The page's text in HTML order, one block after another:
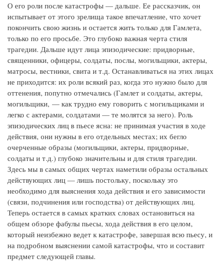
О его роли после катастрофы — дальше. Ее рассказчик, он
испытывает от этого зрелища такое впечатление, что хочет
покончить свою жизнь и остается жить только для Гамлета,
только по его просьбе. Это глубоко важная черта стиля
трагедии. Дальше идут лица эпизодические: придворные,
священники, офицеры, солдаты, послы, могильщики, актеры,
матросы, вестники, свита и т.д. Останавливаться на этих лицах
не приходится: их роли всякий раз, когда это нужно было для
оттенения, попутно отмечались (Гамлет и солдаты, актеры,
могильщики, — как трудно ему говорить с могильщиками и
легко с актерами, солдатами — те молятся за него). Роль
эпизодических лиц в пьесе ясна: не принимая участия в ходе
действия, они нужны в его отдельных местах; их бегло
очерченные образы (могильщики, актеры, придворные,
солдаты и т.д.) глубоко значительны и для стиля трагедии.
Здесь мы в самых общих чертах наметили образы остальных
действующих лиц — лишь постольку, поскольку это
необходимо для выяснения хода действия и его зависимости
(связи, подчинения или господства) от действующих лиц.
Теперь остается в самых кратких словах остановиться на
общем обзоре фабулы пьесы, хода действия в его целом,
который неизбежно ведет к катастрофе, завершая всю пьесу, и
на подробном выяснении самой катастрофы, что и составит
предмет следующей главы.